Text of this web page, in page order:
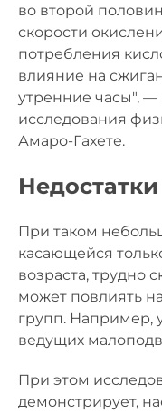
во второй
скорости
потребления
влияние на
утренние часы", —
исследования
Амаро-Гахете.
При таком
касающейся
возраста, трудно
может повлиять
групп. Например,
ведущих
При этом
демонстрирует,